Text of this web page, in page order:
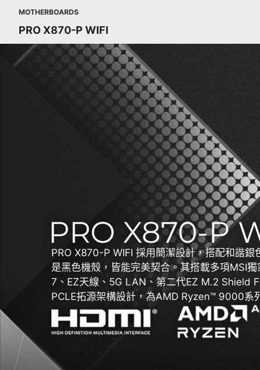
MOTHERBOARDS
PRO X870-P WIFI
PRO X870-P WIFI 採用簡潔設計，搭配和諧銀
是黑色機殼，皆能完美契合。其搭載多項MSI
7、EZ天線、5G LAN、第二代EZ M.2 Shield
PCLE拓源架構設計，為AMD Ryzen™ 9000系